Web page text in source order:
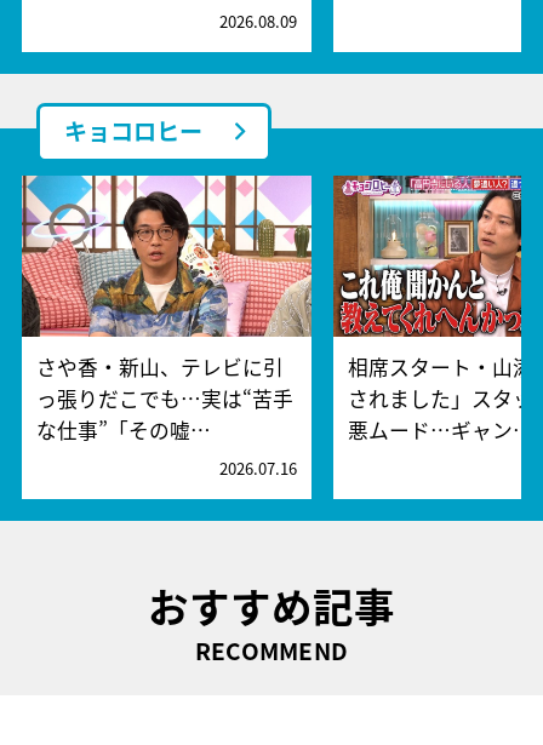
2026.08.09
キョコロヒー
さや香・新山、テレビに引
っ張りだこでも…実は“苦手
な仕事”「その嘘…
2026.07.16
相席スタート・山添
されました」スタッ
悪ムード…ギャン…
おすすめ記事
RECOMMEND